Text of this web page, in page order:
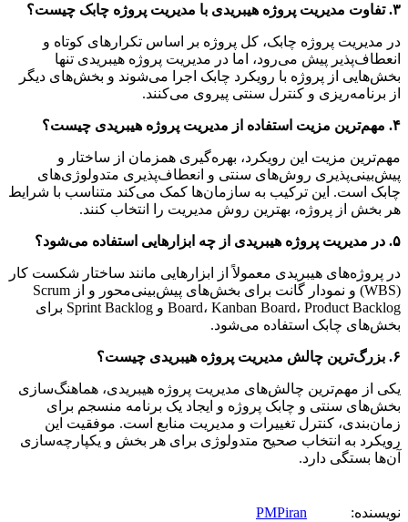
۳. تفاوت مدیریت پروژه هیبریدی با مدیریت پروژه چابک چیست؟
در مدیریت پروژه چابک، کل پروژه بر اساس تکرارهای کوتاه و
انعطاف‌پذیر پیش می‌رود، اما در مدیریت پروژه هیبریدی تنها
بخش‌هایی از پروژه با رویکرد چابک اجرا می‌شوند و بخش‌های دیگر
از برنامه‌ریزی و کنترل سنتی پیروی می‌کنند.
۴. مهم‌ترین مزیت استفاده از مدیریت پروژه هیبریدی چیست؟
مهم‌ترین مزیت این رویکرد، بهره‌گیری همزمان از ساختار و
پیش‌بینی‌پذیری روش‌های سنتی و انعطاف‌پذیری متدولوژی‌های
چابک است. این ترکیب به سازمان‌ها کمک می‌کند متناسب با شرایط
هر بخش از پروژه، بهترین روش مدیریت را انتخاب کنند.
۵. در مدیریت پروژه هیبریدی از چه ابزارهایی استفاده می‌شود؟
در پروژه‌های هیبریدی معمولاً از ابزارهایی مانند ساختار شکست کار
(WBS) و نمودار گانت برای بخش‌های پیش‌بینی‌محور و از Scrum
Board، Kanban Board، Product Backlog و Sprint Backlog برای
بخش‌های چابک استفاده می‌شود.
۶. بزرگ‌ترین چالش مدیریت پروژه هیبریدی چیست؟
یکی از مهم‌ترین چالش‌های مدیریت پروژه هیبریدی، هماهنگ‌سازی
بخش‌های سنتی و چابک پروژه و ایجاد یک برنامه منسجم برای
زمان‌بندی، کنترل تغییرات و مدیریت منابع است. موفقیت این
رویکرد به انتخاب صحیح متدولوژی برای هر بخش و یکپارچه‌سازی
آن‌ها بستگی دارد.
نویسنده: PMPiran